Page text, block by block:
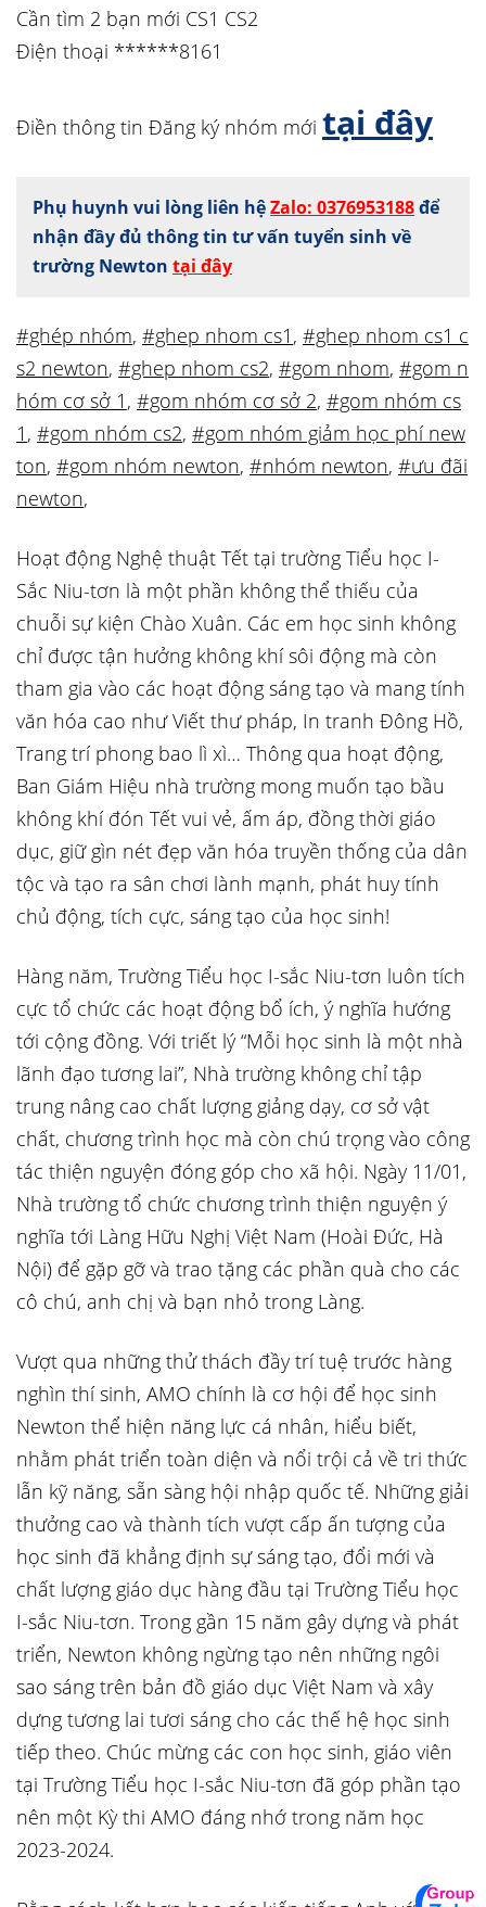
Cần tìm 2 bạn mới CS1 CS2
Điện thoại ******8161
Điền thông tin Đăng ký nhóm mới tại đây
Phụ huynh vui lòng liên hệZalo: 0376953188để
nhận đầy đủ thông tin tư vấn tuyển sinh về
trường Newton tại đây
#ghép nhóm, #ghep nhom cs1 , #ghep nhom cs1 c
s2 newton, #ghep nhom cs2, #gom nhom, #gom n
hóm cơ sở 1 , #gom nhóm cơ sở 2, #gom nhóm cs
1 , #gom nhóm cs2, #gom nhóm giảm học phí new
ton, #gom nhóm newton, #nhóm newton, #ưu đãi
newton,
Hoạt động Nghệ thuật Tết tại trường Tiểu học I-
Sắc Niu-tơn là một phần không thể thiếu của
chuỗi sự kiện Chào Xuân. Các em học sinh không
chỉ được tận hưởng không khí sôi động mà còn
tham gia vào các hoạt động sáng tạo và mang tính
văn hóa cao như Viết thư pháp, In tranh Đông Hồ,
Trang trí phong bao lì xì… Thông qua hoạt động,
Ban Giám Hiệu nhà trường mong muốn tạo bầu
không khí đón Tết vui vẻ, ấm áp, đồng thời giáo
dục, giữ gìn nét đẹp văn hóa truyền thống của dân
tộc và tạo ra sân chơi lành mạnh, phát huy tính
chủ động, tích cực, sáng tạo của học sinh!
Hàng năm, Trường Tiểu học I-sắc Niu-tơn luôn tích
cực tổ chức các hoạt động bổ ích, ý nghĩa hướng
tới cộng đồng. Với triết lý “Mỗi học sinh là một nhà
lãnh đạo tương lai”, Nhà trường không chỉ tập
trung nâng cao chất lượng giảng dạy, cơ sở vật
chất, chương trình học mà còn chú trọng vào công
tác thiện nguyện đóng góp cho xã hội. Ngày 11/01,
Nhà trường tổ chức chương trình thiện nguyện ý
nghĩa tới Làng Hữu Nghị Việt Nam (Hoài Đức, Hà
Nội) để gặp gỡ và trao tặng các phần quà cho các
cô chú, anh chị và bạn nhỏ trong Làng.
Vượt qua những thử thách đầy trí tuệ trước hàng
nghìn thí sinh, AMO chính là cơ hội để học sinh
Newton thể hiện năng lực cá nhân, hiểu biết,
nhằm phát triển toàn diện và nổi trội cả về tri thức
lẫn kỹ năng, sẵn sàng hội nhập quốc tế. Những giải
thưởng cao và thành tích vượt cấp ấn tượng của
học sinh đã khẳng định sự sáng tạo, đổi mới và
chất lượng giáo dục hàng đầu tại Trường Tiểu học
I-sắc Niu-tơn. Trong gần 15 năm gây dựng và phát
triển, Newton không ngừng tạo nên những ngôi
sao sáng trên bản đồ giáo dục Việt Nam và xây
dựng tương lai tươi sáng cho các thế hệ học sinh
tiếp theo. Chúc mừng các con học sinh, giáo viên
tại Trường Tiểu học I-sắc Niu-tơn đã góp phần tạo
nên một Kỳ thi AMO đáng nhớ trong năm học
2023-2024.